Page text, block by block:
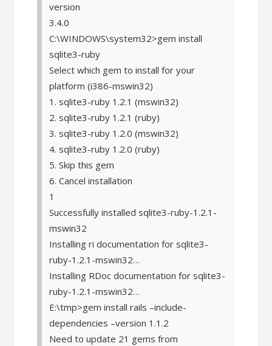
version
3.4.0
C:\WINDOWS\system32>gem install
sqlite3-ruby
Select which gem to install for your
platform (i386-mswin32)
1. sqlite3-ruby 1.2.1 (mswin32)
2. sqlite3-ruby 1.2.1 (ruby)
3. sqlite3-ruby 1.2.0 (mswin32)
4. sqlite3-ruby 1.2.0 (ruby)
5. Skip this gem
6. Cancel installation
1
Successfully installed sqlite3-ruby-1.2.1-
mswin32
Installing ri documentation for sqlite3-
ruby-1.2.1-mswin32…
Installing RDoc documentation for sqlite3-
ruby-1.2.1-mswin32…
E:\tmp>gem install rails –include-
dependencies –version 1.1.2
Need to update 21 gems from